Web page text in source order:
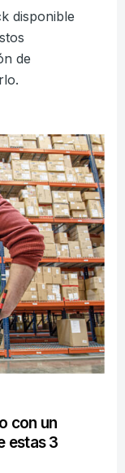
disponible
de
con un
estas 3